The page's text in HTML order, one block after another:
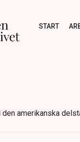
START
amerikanska